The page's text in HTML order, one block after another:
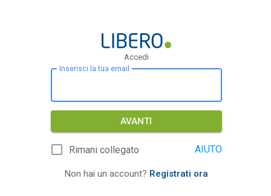
Accedi
Inserisci la tua email
AVANTI
Rimani collegato AIUTO
Non hai un account? Registrati ora